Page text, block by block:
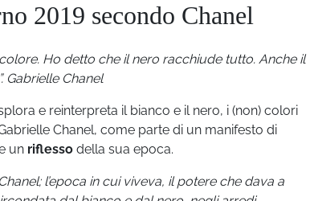
2019 secondo Chanel
Ho detto che il nero racchiude tutto. Anche il
Gabrielle Chanel
e reinterpreta il bianco e il nero, i (non) colori
Chanel, come parte di un manifesto di
un riflesso della sua epoca.
l’epoca in cui viveva, il potere che dava a